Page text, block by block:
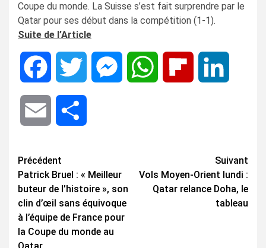
Coupe du monde. La Suisse s’est fait surprendre par le
Qatar pour ses début dans la compétition (1-1).
Suite de l’Article
Facebook Twitter MessengerWhatsApp Flipboard
Email
Navigation
d’article
Précédent
Patrick Bruel : « Meilleur
buteur de l’histoire », son
clin d’œil sans équivoque
à l’équipe de France pour
la Coupe du monde au
Suivant
Vols Moyen-Orient lundi :
Qatar relance Doha, le
tableau